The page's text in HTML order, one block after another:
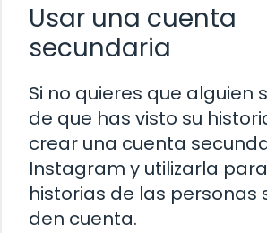
Usar una cuenta
secundaria
Si no quieres que alguien
de que has visto su
crear una cuenta
Instagram y utilizarla
historias de las personas
den cuenta.